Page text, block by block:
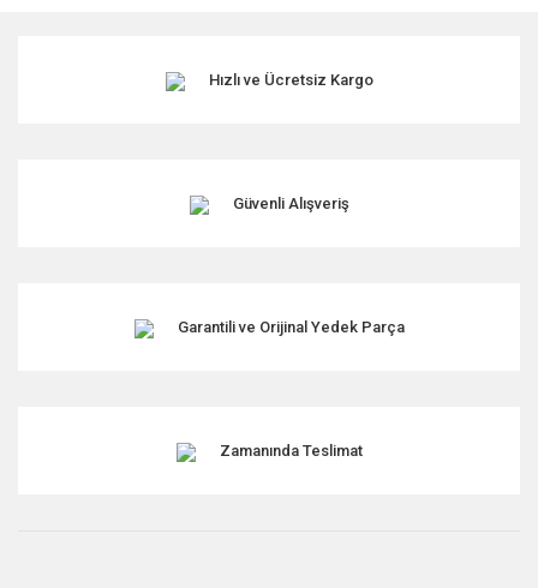
Hızlı ve Ücretsiz Kargo
Güvenli Alışveriş
Garantili ve Orijinal Yedek Parça
Zamanında Teslimat